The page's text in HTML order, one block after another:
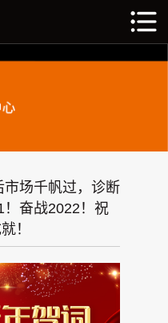
场千帆过，诊断
奋战2022！祝
！